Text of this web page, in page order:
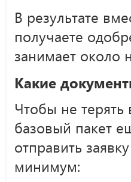
В результате
получаете
занимает около
Какие
Чтобы не
базовый пакет
отправить
минимум: